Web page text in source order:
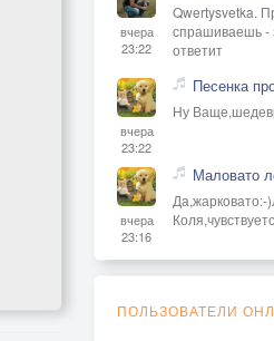
вчера
23:22
Qwertysvetka.
спрашиваешь -
ответит
вчера
23:22
Песенка
Ну
вчера
23:16
Маловато
ПОЛЬЗОВАТЕЛИ